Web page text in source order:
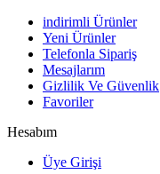
indirimli Ürünler
Yeni Ürünler
Telefonla Sipariş
Mesajlarım
Gizlilik Ve Güvenlik
Favoriler
Hesabım
Üye Girişi